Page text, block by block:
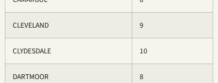
CLEVELAND 9
CLYDESDALE 10
DARTMOOR 8